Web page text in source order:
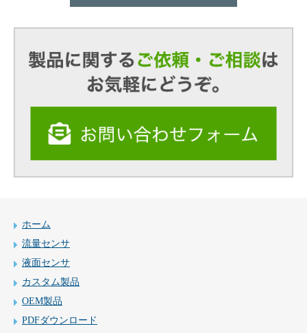
ホーム
流量センサ
液面センサ
カスタム製品
OEM製品
PDFダウンロード